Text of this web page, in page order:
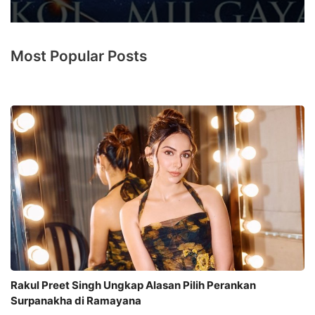
Most Popular Posts
Rakul Preet Singh Ungkap Alasan Pilih Perankan
Surpanakha di Ramayana